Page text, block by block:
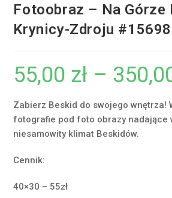
Fotoobraz – Na Górze
Krynicy-Zdroju #15698
55,00 zł –
Zabierz Beskid do swojego wnętrza!
fotografie pod foto obrazy nadające
niesamowity klimat Beskidów.
Cennik:
40×30 – 55zł